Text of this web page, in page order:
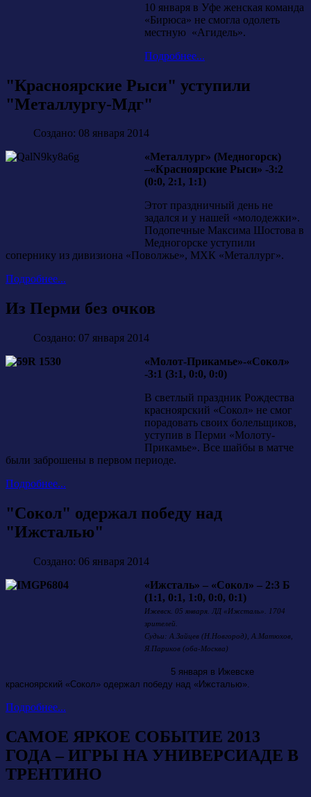
10 января в Уфе женская команда
«Бирюса» не смогла одолеть
местную «Агидель».
Подробнее...
"Красноярские Рыси" уступили
"Металлургу-Мдг"
Создано: 08 января 2014
«Металлург» (Медногорск)
–«Красноярские Рыси» -3:2
(0:0, 2:1, 1:1)
Этот праздничный день не
задался и у нашей «молодежки».
Подопечные Максима Шостова в
Медногорске уступили
сопернику из дивизиона «Поволжье», МХК «Металлург».
Подробнее...
Из Перми без очков
Создано: 07 января 2014
«Молот-Прикамье»-«Сокол»
-3:1 (3:1, 0:0, 0:0)
В светлый праздник Рождества
красноярский «Сокол» не смог
порадовать своих болельщиков,
уступив в Перми «Молоту-
Прикамье». Все шайбы в матче
были заброшены в первом периоде.
Подробнее...
"Сокол" одержал победу над
"Ижсталью"
Создано: 06 января 2014
«Ижсталь» – «Сокол» – 2:3 Б
(1:1, 0:1, 1:0, 0:0, 0:1)
Ижевск. 05 января. ЛД «Ижсталь». 1704
зрителей.
Судьи: А.Зайцев (Н.Новгород), А.Матюхов,
Я.Париков (оба-Москва)
5 января в Ижевске
красноярский «Сокол» одержал победу над «Ижсталью».
Подробнее...
САМОЕ ЯРКОЕ СОБЫТИЕ 2013
ГОДА – ИГРЫ НА УНИВЕРСИАДЕ В
ТРЕНТИНО